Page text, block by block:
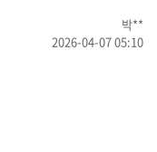
박**
2026-04-07 05:10